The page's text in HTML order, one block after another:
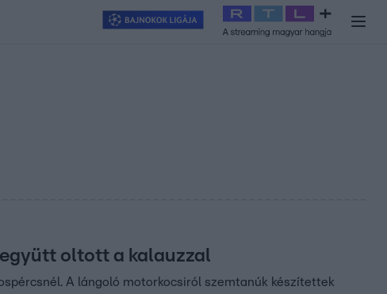
Exek csatája 2026 Celeb vagyok, ments ki innen
oltott a kalauzzal
A lángoló motorkocsiról szemtanúk készítettek